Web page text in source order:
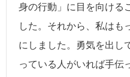
身の行動」に目を向ける
した。それから、私はも
にしました。勇気を出し
っている人がいれば手伝